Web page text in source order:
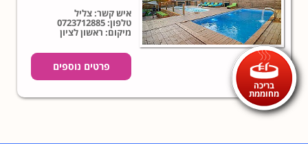
בריכה
מחוממת
איש קשר: צליל
טלפון:0723712885
מיקום: ראשון לציון
פרטים נוספים